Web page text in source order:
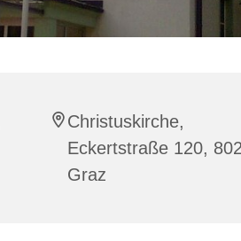
Christuskirche,
Eckertstraße 120,
Graz